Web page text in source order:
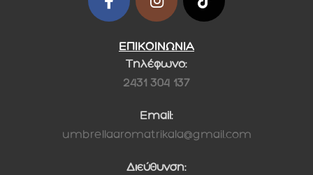
ΕΠΙΚΟΙΝΩΝΙΑ
Τηλέφωνο:
2431 304 137
Email:
umbrellaaromatrikala@gmail.com
Διεύθυνση: